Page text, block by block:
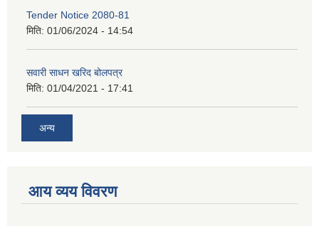
Tender Notice 2080-81
मिति: 01/06/2024 - 14:54
सवारी साधन खरिद बोलपत्र
मिति: 01/04/2021 - 17:41
अन्य
आय व्यय विवरण